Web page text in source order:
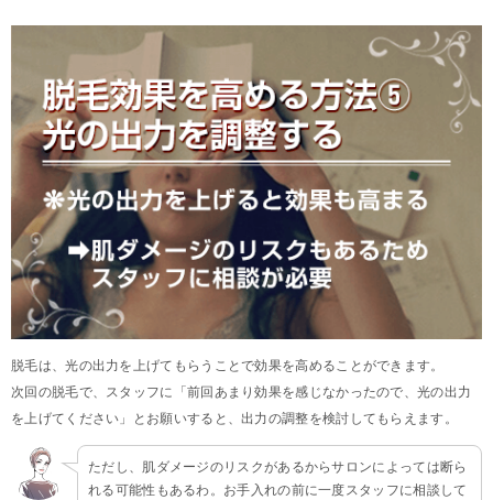
脱毛は、光の出力を上げてもらうことで効果を高めることができます。
次回の脱毛で、スタッフに「前回あまり効果を感じなかったので、光の出力
を上げてください」とお願いすると、出力の調整を検討してもらえます。
ただし、肌ダメージのリスクがあるからサロンによっては断ら
れる可能性もあるわ。お手入れの前に一度スタッフに相談して